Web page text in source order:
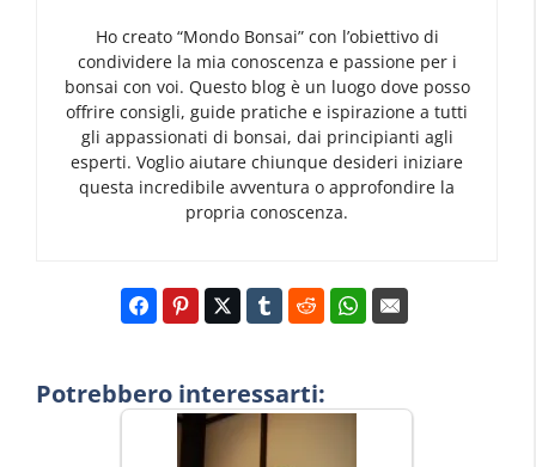
Ho creato “Mondo Bonsai” con l’obiettivo di
condividere la mia conoscenza e passione per i
bonsai con voi. Questo blog è un luogo dove posso
offrire consigli, guide pratiche e ispirazione a tutti
gli appassionati di bonsai, dai principianti agli
esperti. Voglio aiutare chiunque desideri iniziare
questa incredibile avventura o approfondire la
propria conoscenza.
Potrebbero interessarti: